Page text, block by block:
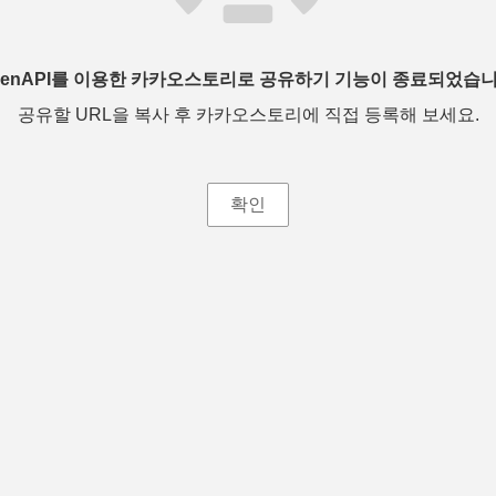
를 이용한 카카오스토리로 공유하기 기능이 종료되었습
공유할 URL을 복사 후 카카오스토리에 직접 등록해 보세요.
확인